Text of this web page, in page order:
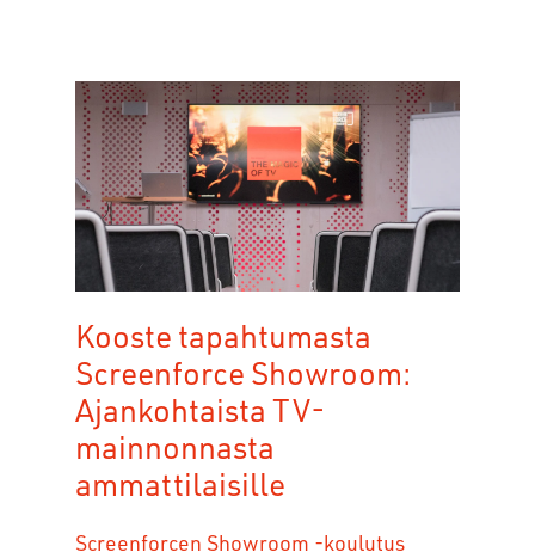
Kooste tapahtumasta
Screenforce Showroom:
Ajankohtaista TV-
mainnonnasta
ammattilaisille
Screenforcen Showroom -koulutus